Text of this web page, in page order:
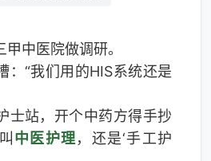
甲中医院做调研。
：“我们用的HIS系统还是
士站，开个中药方得手抄
中医护理，还是‘手工护